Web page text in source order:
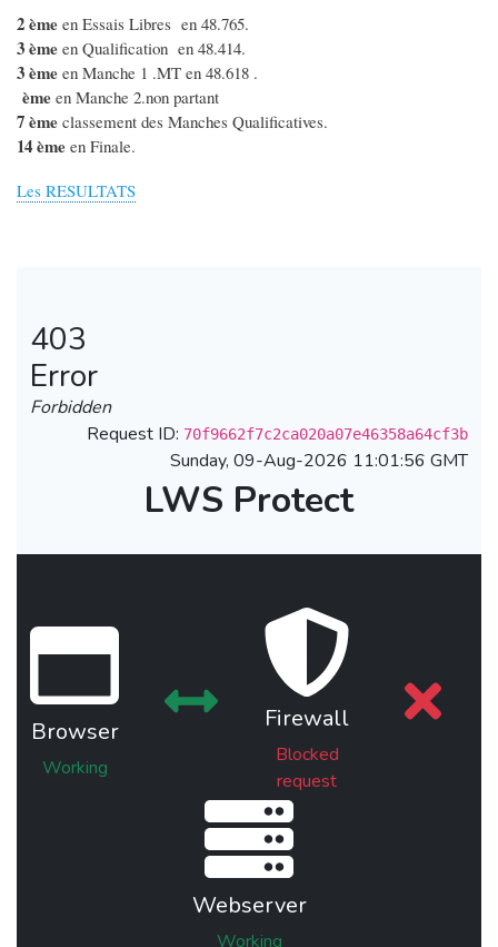
2 ème en Essais Libres en 48.765.
3 ème en Qualification en 48.414.
3 ème en Manche 1 .MT en 48.618 .
ème en Manche 2.non partant
7 ème classement des Manches Qualificatives.
14ème en Finale.
Les RESULTATS